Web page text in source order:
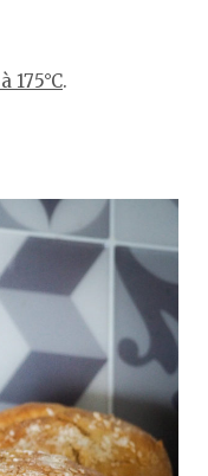
175°C.